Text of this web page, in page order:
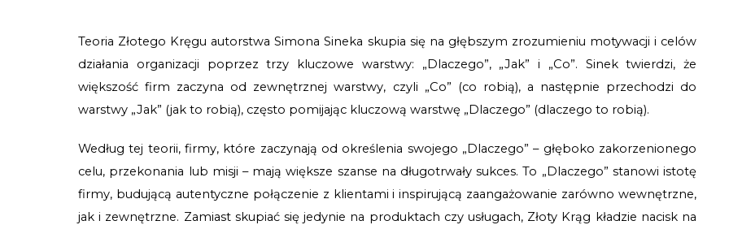
Teoria Złotego Kręgu autorstwa Simona Sineka skupia się na głębszym zrozumieniu motywacji i celów
działania organizacji poprzez trzy kluczowe warstwy: „Dlaczego”, „Jak” i „Co”. Sinek twierdzi, że
większość firm zaczyna od zewnętrznej warstwy, czyli „Co” (co robią), a następnie przechodzi do
warstwy „Jak” (jak to robią), często pomijając kluczową warstwę „Dlaczego” (dlaczego to robią).
Według tej teorii, firmy, które zaczynają od określenia swojego „Dlaczego” – głęboko zakorzenionego
celu, przekonania lub misji – mają większe szanse na długotrwały sukces. To „Dlaczego” stanowi istotę
firmy, budującą autentyczne połączenie z klientami i inspirującą zaangażowanie zarówno wewnętrzne,
jak i zewnętrzne. Zamiast skupiać się jedynie na produktach czy usługach, Złoty Krąg kładzie nacisk na